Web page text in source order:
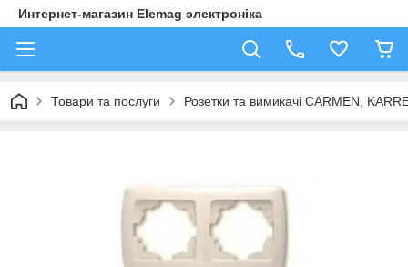
Интернет-магазин Elemag электроніка
Товари та послуги Розетки та вимикачі CARMEN,